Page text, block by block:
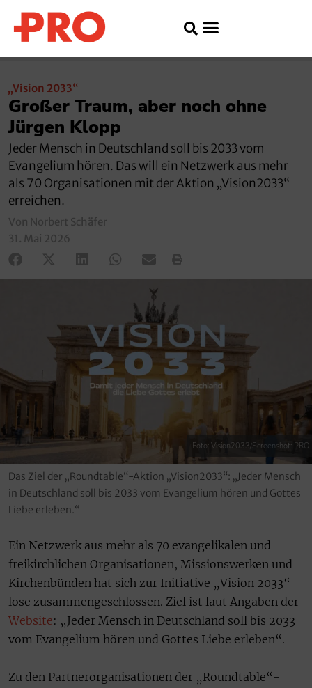
„Vision 2033“
Großer Traum, aber noch ohne
Jürgen Klopp
Jeder Mensch in Deutschland soll bis 2033 vom
Evangelium hören. Das will ein Netzwerk aus mehr
als 70 Organisationen mit der Aktion „Vision2033“
erreichen.
Von Norbert Schäfer
31. Mai 2026
Foto: Vision2033/Screenshot: PRO
Das Ziel der „Roundtable“-Aktion „Vision2033“: „Jeder Mensch
in Deutschland soll bis 2033 vom Evangelium hören und Gottes
Liebe erleben.“
Ein Netzwerk aus mehr als 70 evangelikalen und
freikirchlichen Organisationen, Missionswerken und
Kirchenbünden hat sich zur Initiative „Vision 2033“
lose zusammengeschlossen. Ziel ist laut Angaben der
Website: „Jeder Mensch in Deutschland soll bis 2033
vom Evangelium hören und Gottes Liebe erleben“.
Zu den Partnerorganisationen der „Roundtable“-